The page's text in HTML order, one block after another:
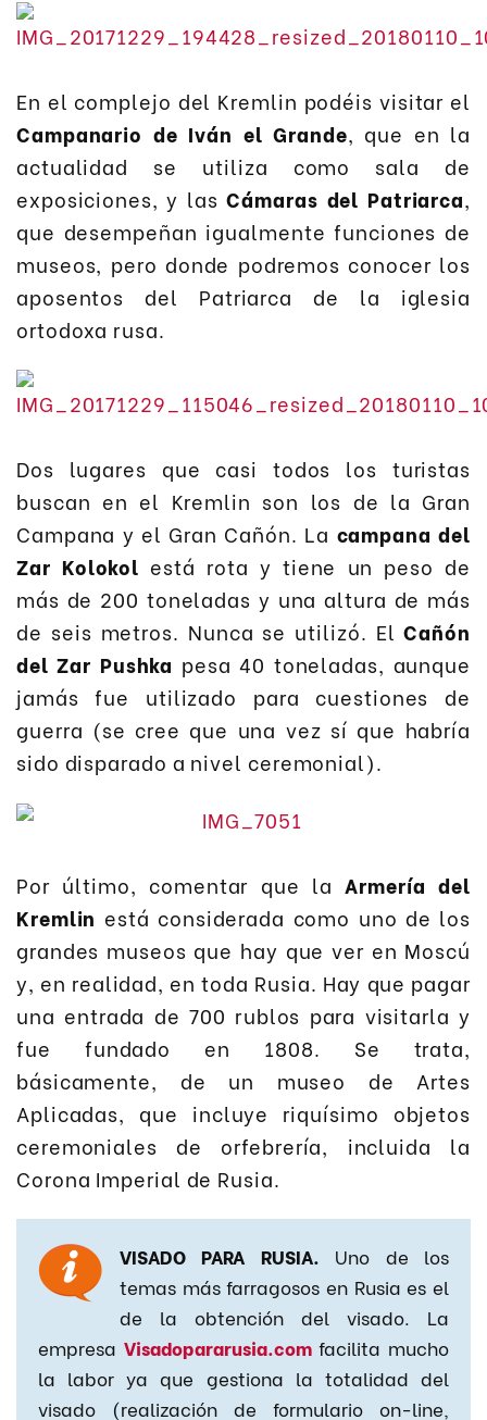
En el complejo del Kremlin podéis visitar el
Campanario de Iván el Grande, que en la
actualidad se utiliza como sala de
exposiciones, y lasCámaras del Patriarca,
que desempeñan igualmente funciones de
museos, pero donde podremos conocer los
aposentos del Patriarca de la iglesia
ortodoxa rusa.
Dos lugares que casi todos los turistas
buscan en el Kremlin son los de la Gran
Campana y el Gran Cañón. La campana del
Zar Kolokol está rota y tiene un peso de
más de 200 toneladas y una altura de más
de seis metros. Nunca se utilizó. ElCañón
del Zar Pushka pesa 40 toneladas, aunque
jamás fue utilizado para cuestiones de
guerra (se cree que una vez sí que habría
sido disparado a nivel ceremonial).
Por último, comentar que laArmería del
Kremlin está considerada como uno de los
grandes museos que hay que ver en Moscú
y, en realidad, en toda Rusia. Hay que pagar
una entrada de 700 rublos para visitarla y
fue fundado en 1808. Se trata,
básicamente, de un museo de Artes
Aplicadas, que incluye riquísimo objetos
ceremoniales de orfebrería, incluida la
Corona Imperial de Rusia.
VISADO PARA RUSIA. Uno de los
temas más farragosos en Rusia es el
de la obtención del visado. La
empresa Visadopararusia.comfacilita mucho
la labor ya que gestiona la totalidad del
visado (realización de formulario on-line,